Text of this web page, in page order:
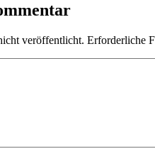
veröffentlicht. Erforderliche